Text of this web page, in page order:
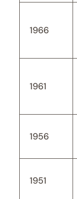
1966
1961
1956
1951